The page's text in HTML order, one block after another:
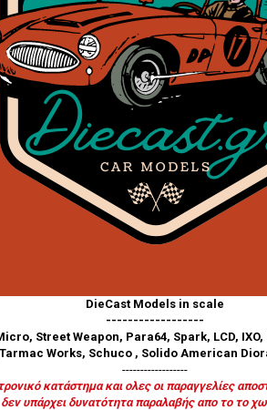
DieCast Models in scale
------------------
Street Weapon, Para64, Spark, LCD,
Tarmac Works, Schuco , Solido American
------------------
κατάστημα και ολες οι παραγγελίες
δεν υπάρχει δυνατότητα παραλαβής απο το το